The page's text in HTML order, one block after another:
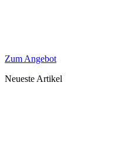
Zum Angebot
Neueste Artikel